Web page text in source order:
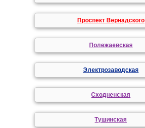
Проспект Вернадского
Полежаевская
Электрозаводская
Сходненская
Тушинская